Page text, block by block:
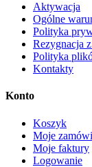
Aktywacja
Ogólne
Polityka
Rezygnacja
Polityka
Kontakty
Konto
Koszyk
Moje
Moje faktury
Logowanie